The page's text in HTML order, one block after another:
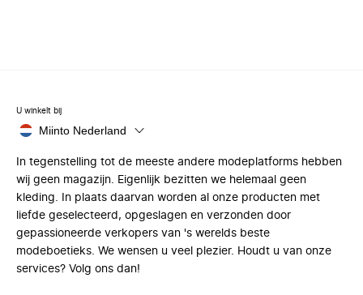
U winkelt bij
Miinto Nederland
In tegenstelling tot de meeste andere modeplatforms hebben
wij geen magazijn. Eigenlijk bezitten we helemaal geen
kleding. In plaats daarvan worden al onze producten met
liefde geselecteerd, opgeslagen en verzonden door
gepassioneerde verkopers van 's werelds beste
modeboetieks. We wensen u veel plezier. Houdt u van onze
services? Volg ons dan!